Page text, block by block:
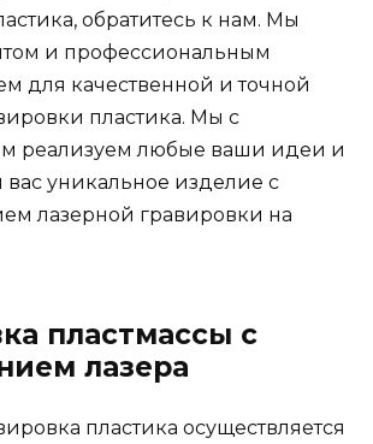
обратитесь к нам. Мы
и профессиональным
для качественной и точной
пластика. Мы с
реализуем любые ваши идеи и
уникальное изделие с
лазерной гравировки на
пластмассы с
лазера
пластика осуществляется